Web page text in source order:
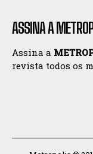
ASSINA A
Assina a
revista todos os